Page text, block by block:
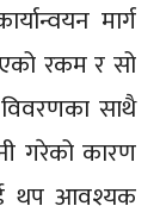
मार्ग
रकम र सो
साथै
गरेको कारण
थप आवश्यक